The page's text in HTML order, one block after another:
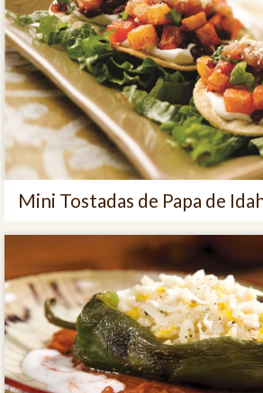
Mini Tostadas de Papa de